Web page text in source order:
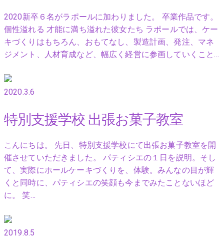
2020新卒６名がラポールに加わりました。 卒業作品です。
個性溢れる 才能に満ち溢れた彼女たち ラポールでは、ケー
キづくりはもちろん、おもてなし、製造計画、発注、マネ
ジメント、人材育成など、幅広く経営に参画していくこと…
2020.3.6
特別支援学校 出張お菓子教室
こんにちは。 先日、特別支援学校にて出張お菓子教室を開
催させていただきました。 パティシエの１日を説明。そし
て、実際にホールケーキづくりを、体験。みんなの目が輝
くと同時に、パティシエの笑顔も今までみたことないほど
に。 笑…
2019.8.5